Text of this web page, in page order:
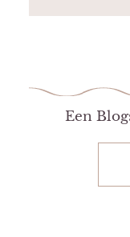
Een